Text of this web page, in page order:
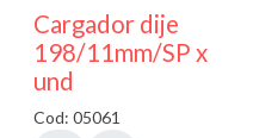
50% DESCUENTO
Cargador dije
198/11mm/SP x
und
Cod: 05061